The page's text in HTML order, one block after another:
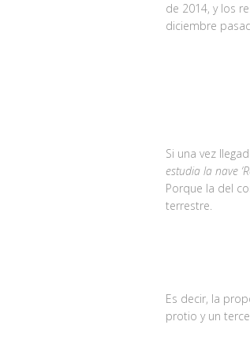
de 2014, y los
diciembre
Si una vez
estudia la nave
Porque la del
terrestre.
Es decir, la
protio y un